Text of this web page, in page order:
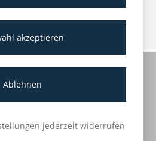
akzeptieren
Ablehnen
jederzeit widerrufen